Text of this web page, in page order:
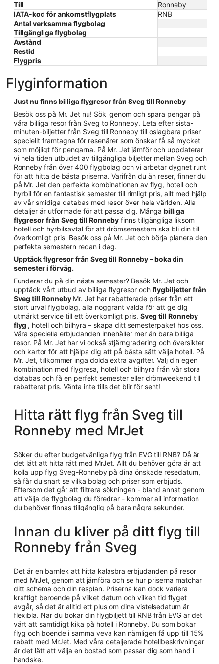
Till
Ronneby
IATA-kod för ankomstflygplats
RNB
Antal verksamma flygbolag
Tillgängliga flygbolag
Avstånd
Restid
Flygpris
Flyginformation
Just nu finns billiga flygresor från Sveg till Ronneby
Besök oss på Mr. Jet nu! Sök igenom och spara pengar på
våra billiga resor från Sveg to Ronneby. Leta efter sista-
minuten-biljetter från Sveg till Ronneby till oslagbara priser
speciellt framtagna för resenärer som önskar få så mycket
som möjligt för pengarna. På Mr. Jet jämför och uppdaterar
vi hela tiden utbudet av tillgängliga biljetter mellan Sveg och
Ronneby från över 400 flygbolag och vi arbetar dygnet runt
för att hitta de bästa priserna. Varifrån du än reser, finner du
på Mr. Jet den perfekta kombinationen av flyg, hotell och
hyrbil för en fantastisk semester till rimligt pris, allt med hjälp
av vår smidiga databas med resor över hela världen. Alla
detaljer är utformade för att passa dig. Många billiga
flygresor från Sveg till Ronneby finns tillgängliga liksom
hotell och hyrbilsavtal för att drömsemestern ska bli din till
överkomligt pris. Besök oss på Mr. Jet och börja planera den
perfekta semestern redan i dag.
Upptäck flygresor från Sveg till Ronneby – boka din
semester i förväg.
Funderar du på din nästa semester? Besök Mr. Jet och
upptäck vårt utbud av billiga flygresor och flygbiljetter från
Sveg till Ronneby Mr. Jet har rabatterade priser från ett
stort urval flygbolag, alla noggrant valda för att ge dig
utmärkt service till ett överkomligt pris. Sveg till Ronneby
flyg , hotell och bilhyra – skapa ditt semesterpaket hos oss.
Våra speciella erbjudanden innehåller mer än bara billiga
resor. På Mr. Jet har vi också stjärngradering och översikter
och kartor för att hjälpa dig att på bästa sätt välja hotell. På
Mr. Jet, tillkommer inga dolda extra avgifter. Välj din egen
kombination med flygresa, hotell och bilhyra från vår stora
databas och få en perfekt semester eller drömweekend till
rabatterat pris. Vänta inte tills det blir för sent!
Hitta rätt flyg från Sveg till
Ronneby med MrJet
Söker du efter budgetvänliga flyg från EVG till RNB? Då är
det lätt att hitta rätt med MrJet. Allt du behöver göra är att
kolla upp flyg Sveg-Ronneby på dina önskade resedatum,
så får du snart se vilka bolag och priser som erbjuds.
Eftersom det går att filtrera sökningen - bland annat genom
att välja de flygbolag du föredrar - kommer all information
du behöver finnas tillgänglig på bara några sekunder.
Innan du kliver på ditt flyg till
Ronneby från Sveg
Det är en barnlek att hitta kalasbra erbjudanden på resor
med MrJet, genom att jämföra och se hur priserna matchar
ditt schema och din resplan. Priserna kan dock variera
kraftigt beroende på vilket datum och vilken tid flyget
avgår, så det är alltid ett plus om dina vistelsedatum är
flexibla. När du bokar din flygbiljett till RNB från EVG är det
värt att samtidigt kika på hotell i Ronneby. Du som bokar
flyg och boende i samma veva kan nämligen få upp till 15%
rabatt med MrJet. Med våra detaljerade hotellbeskrivningar
är det lätt att välja en bostad som passar dig som hand i
handske.